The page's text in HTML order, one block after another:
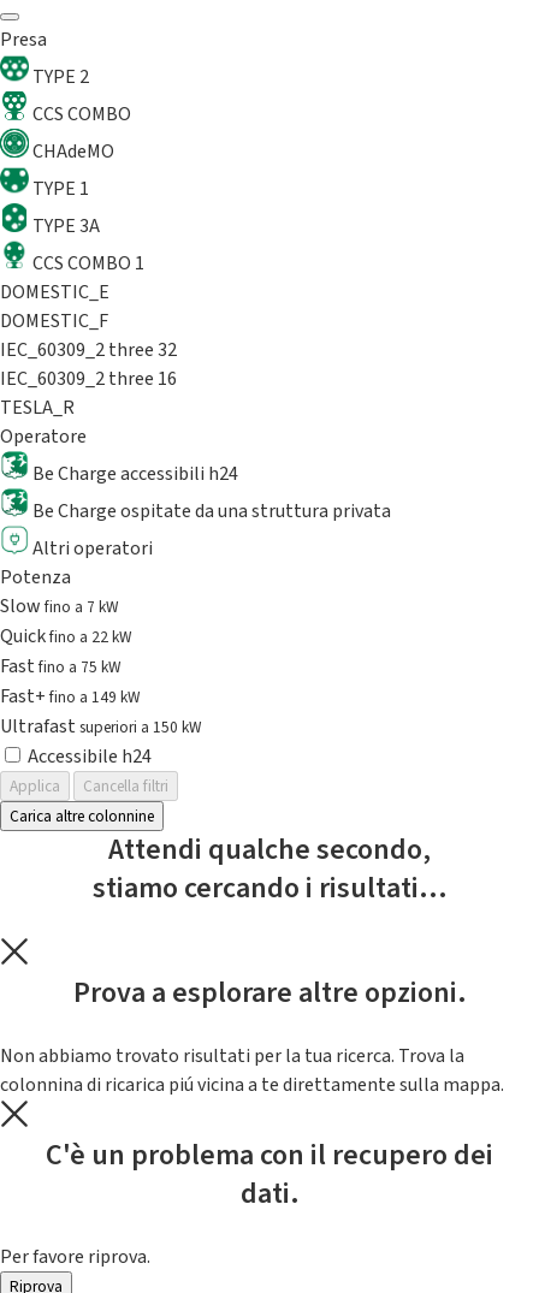
Presa
TYPE 2
CCS COMBO
CHAdeMO
TYPE 1
TYPE 3A
CCS COMBO 1
DOMESTIC_E
DOMESTIC_F
IEC_60309_2 three 32
IEC_60309_2 three 16
TESLA_R
Operatore
Be Charge accessibili h24
Be Charge ospitate da una struttura privata
Altri operatori
Potenza
Slowfino a 7 kW
Quickfino a 22 kW
Fastfino a 75 kW
Fast+fino a 149 kW
Ultrafast superiori a 150 kW
Accessibile h24
Applica
Cancella filtri
Carica altre colonnine
Attendi qualche secondo,
stiamo cercando i risultati...
Prova a esplorare altre opzioni.
Non abbiamo trovato risultati per la tua ricerca. Trova la
colonnina di ricarica piú vicina a te direttamente sulla mappa.
C'è un problema con il recupero dei
dati.
Per favore riprova.
Riprova